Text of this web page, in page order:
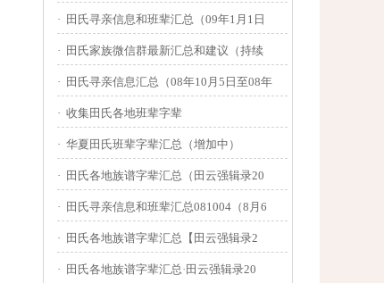
· 田氏寻亲信息和班辈汇总（09年1月1日
· 田氏家族微信群最新汇总和建议（持续
· 田氏寻亲信息汇总（08年10月5日至08年
· 收集田氏各地班辈字辈
· 华夏田氏班辈字辈汇总（增加中）
· 田氏各地族谱字辈汇总（田云强辑录20
· 田氏寻亲信息和班辈汇总081004（8月6
· 田氏各地族谱字辈汇总【田云强辑录2
· 田氏各地族谱字辈汇总·田云强辑录20